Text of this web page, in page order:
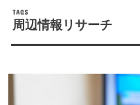
周辺情報リサーチ